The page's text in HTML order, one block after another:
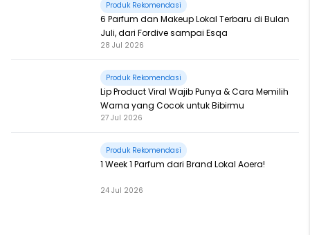
Produk Rekomendasi
6 Parfum dan Makeup Lokal Terbaru di Bulan
Juli, dari Fordive sampai Esqa
28 Jul 2026
Produk Rekomendasi
Lip Product Viral Wajib Punya & Cara Memilih
Warna yang Cocok untuk Bibirmu
27 Jul 2026
Produk Rekomendasi
1 Week 1 Parfum dari Brand Lokal Aoera!
24 Jul 2026